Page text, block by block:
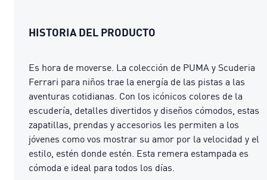
HISTORIA DEL PRODUCTO
Es hora de moverse. La colección de PUMA y Scuderia
Ferrari para niños trae la energía de las pistas a las
aventuras cotidianas. Con los icónicos colores de la
escudería, detalles divertidos y diseños cómodos, estas
zapatillas, prendas y accesorios les permiten a los
jóvenes como vos mostrar su amor por la velocidad y el
estilo, estén donde estén. Esta remera estampada es
cómoda e ideal para todos los días.